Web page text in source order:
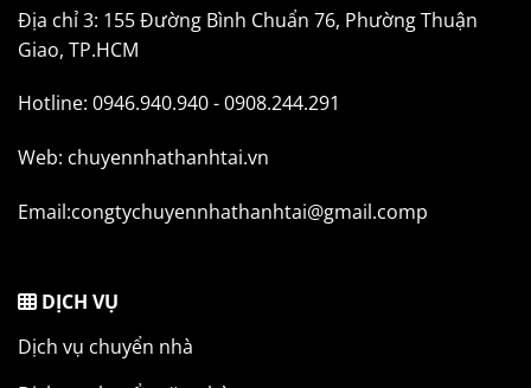
Địa chỉ 3: 155 Đường Bình Chuẩn 76, Phường Thuận
Giao, TP.HCM
Hotline: 0946.940.940 - 0908.244.291
Web: chuyennhathanhtai.vn
Email:congtychuyennhathanhtai@gmail.comp
DỊCH VỤ
Dịch vụ chuyển nhà